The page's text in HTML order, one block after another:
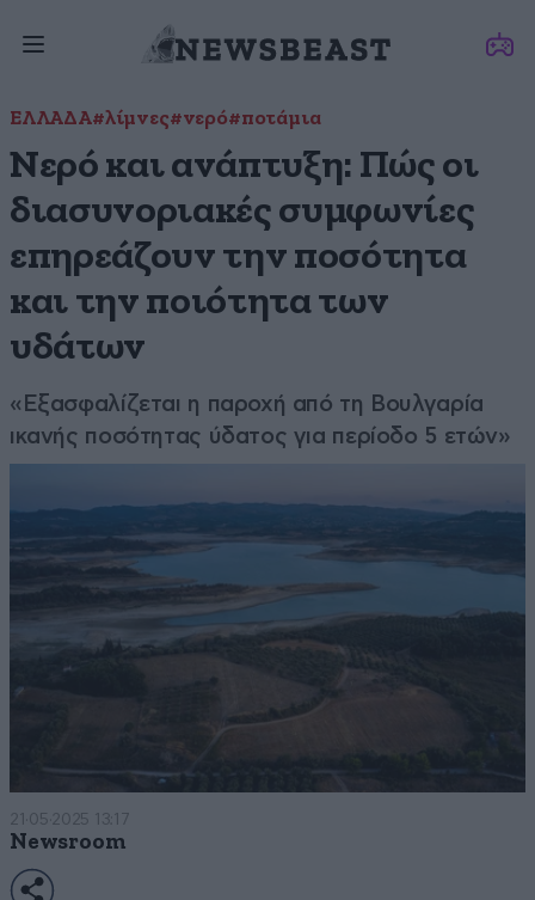
ΕΛΛΑΔΑ#λίμνες#νερό#ποτάμια
Νερό και ανάπτυξη: Πώς οι
διασυνοριακές συμφωνίες
επηρεάζουν την ποσότητα
και την ποιότητα των
υδάτων
«Εξασφαλίζεται η παροχή από τη Βουλγαρία
ικανής ποσότητας ύδατος για περίοδο 5 ετών»
21·05·2025 13:17
Newsroom